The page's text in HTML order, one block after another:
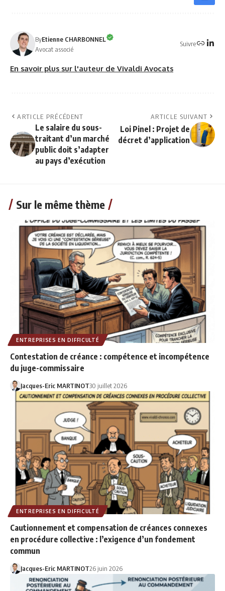
ByEtienne CHARBONNEL
Avocat associé
Suivre
En savoir plus sur l'auteur de Vivaldi Avocats
ARTICLE PRÉCÉDENT
Le salaire du sous-
traitant d’un marché
public doit s’adapter
au pays d’exécution
ARTICLE SUIVANT
Loi Pinel : Projet de
décret d’application
Sur le même thème
ENTREPRISES EN DIFFICULTÉ
Contestation de créance : compétence et incompétence
du juge-commissaire
Jacques-Eric MARTINOT30 juillet 2026
ENTREPRISES EN DIFFICULTÉ
Cautionnement et compensation de créances connexes
en procédure collective : l’exigence d’un fondement
commun
Jacques-Eric MARTINOT26 juin 2026